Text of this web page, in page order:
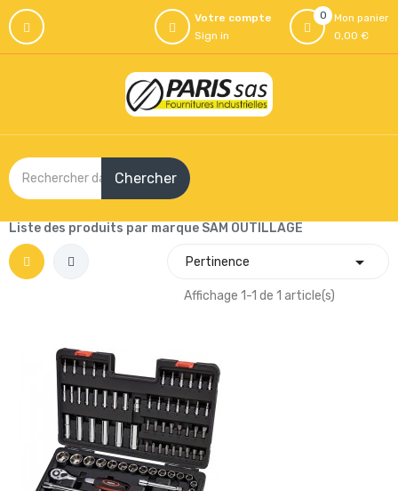
0
Mon panier
0,00 €
Votre compte
Sign in
Chercher
Liste des produits par marque SAM OUTILLAGE
Pertinence 
Affichage 1-1 de 1 article(s)